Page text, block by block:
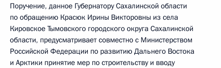
Поручение, данное Губернатору Сахалинской области
по обращению Красюк Ирины Викторовны из села
Кировское Тымовского городского округа Сахалинской
области, предусматривает совместно с Министерством
Российской Федерации по развитию Дальнего Востока
и Арктики принятие мер по строительству и вводу